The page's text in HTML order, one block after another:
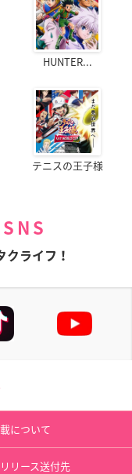
HUNTER...
テニスの王子様
クライフ！
について
リース送付先